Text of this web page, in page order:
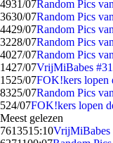
4931/07Random Pics
3630/07Random Pics
4429/07Random Pics
3228/07Random Pics
4027/07Random Pics
1427/07VrijMiBabes
1525/07FOK!kers lopen
8325/07Random Pics
524/07FOK!kers lopen
Meest gelezen
7613515:10VrijMiBabes